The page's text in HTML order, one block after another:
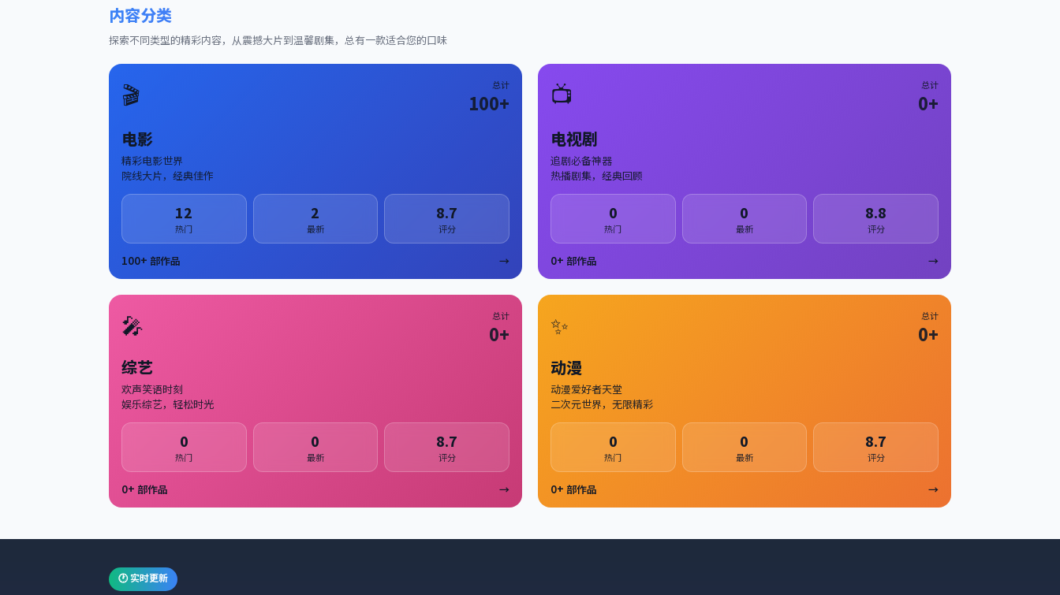
内容分类
探索不同类型的精彩内容，从震撼大片到温馨剧集，总有一款适合您的口味
🎬 总计
100+
电影
精彩电影世界
院线大片，经典佳作
12
热门
2
最新
8.7
评分
100+ 部作品 →
📺 总计
0+
电视剧
追剧必备神器
热播剧集，经典回顾
0
热门
0
最新
8.8
评分
0+ 部作品 →
🎤 总计
0+
综艺
欢声笑语时刻
娱乐综艺，轻松时光
0
热门
0
最新
8.7
评分
0+ 部作品 →
✨ 总计
0+
动漫
动漫爱好者天堂
二次元世界，无限精彩
0
热门
0
最新
8.7
评分
0+ 部作品 →
🕐 实时更新